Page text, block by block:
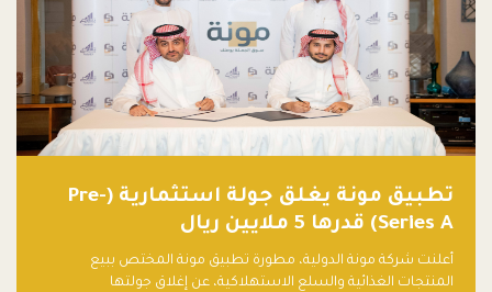
تطبيق مونة يغلق جولة استثمارية (Pre-
Series A) قدرها 5 ملايين ريال
أعلنت شركة مونة الدولية، مطورة تطبيق مونة المختص ببيع
المنتجات الغذائية والسلع الاستهلاكية، عن إغلاق جولتها